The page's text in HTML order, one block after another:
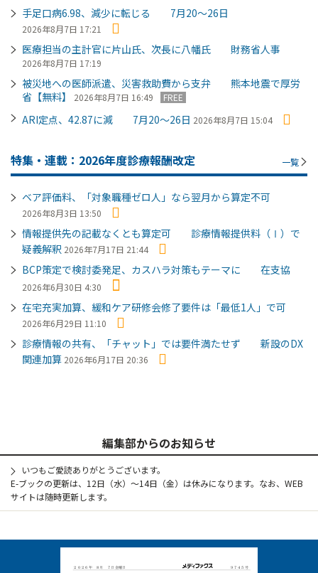
手足口病6.98、減少に転じる 7月20～26日
2026年8月7日 17:21
医療担当の主計官に片山氏、次長に八幡氏 財務省人事
2026年8月7日 17:19
被災地への医師派遣、災害救助費から支弁 熊本地震で厚労
省【無料】
2026年8月7日 16:49 FREE
ARI定点、42.87に減 7月20～26日 2026年8月7日 15:04
特集・連載：2026年度診療報酬改定 一覧
ベア評価料、「対象職種ゼロ人」なら翌月から算定不可
2026年8月3日 13:50
情報提供先の記載なくとも算定可 診療情報提供料（Ⅰ）で
疑義解釈 2026年7月17日 21:44
BCP策定で検討委発足、カスハラ対策もテーマに 在支協
2026年6月30日 4:30
在宅充実加算、緩和ケア研修会修了要件は「最低1人」で可
2026年6月29日 11:10
診療情報の共有、「チャット」では要件満たせず 新設のDX
関連加算 2026年6月17日 20:36
編集部からのお知らせ
いつもご愛読ありがとうございます。
E-ブックの更新は、12日（水）～14日（金）は休みになります。なお、WEB
サイトは随時更新します。